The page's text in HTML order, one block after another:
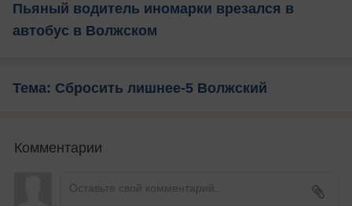
Пьяный водитель иномарки врезался в
автобус в Волжском
Тема: Сбросить лишнее-5 Волжский
Комментарии